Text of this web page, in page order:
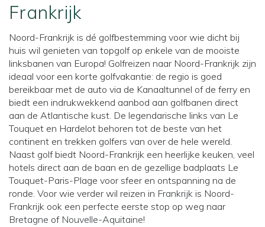
Frankrijk
Noord-Frankrijk is dé golfbestemming voor wie dicht bij
huis wil genieten van topgolf op enkele van de mooiste
linksbanen van Europa! Golfreizen naar Noord-Frankrijk zijn
ideaal voor een korte golfvakantie: de regio is goed
bereikbaar met de auto via de Kanaaltunnel of de ferry en
biedt een indrukwekkend aanbod aan golfbanen direct
aan de Atlantische kust. De legendarische links van Le
Touquet en Hardelot behoren tot de beste van het
continent en trekken golfers van over de hele wereld.
Naast golf biedt Noord-Frankrijk een heerlijke keuken, veel
hotels direct aan de baan en de gezellige badplaats Le
Touquet-Paris-Plage voor sfeer en ontspanning na de
ronde. Voor wie verder wil reizen in Frankrijk is Noord-
Frankrijk ook een perfecte eerste stop op weg naar
Bretagne of Nouvelle-Aquitaine!